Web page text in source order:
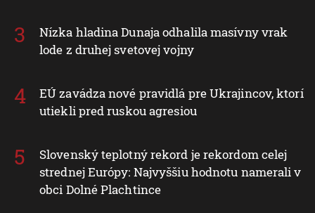
Nízka hladina Dunaja odhalila masívny vrak
lode z druhej svetovej vojny
EÚ zavádza nové pravidlá pre Ukrajincov, ktorí
utiekli pred ruskou agresiou
Slovenský teplotný rekord je rekordom celej
strednej Európy: Najvyššiu hodnotu namerali v
obci Dolné Plachtince